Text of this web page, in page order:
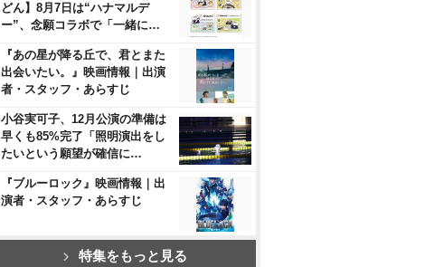
どん】8月7日は“ハナマルデ
ー”、念願コラボで「一緒に…
『あの星が降る丘で、君とまた
出会いたい。』映画情報｜出演
者・スタッフ・あらすじ
小谷実可子、12月公演の準備は
早くも85%完了「照明演出をし
たいという願望が確信に…
『ブルーロック』映画情報｜出
演者・スタッフ・あらすじ
特集をもっと見る